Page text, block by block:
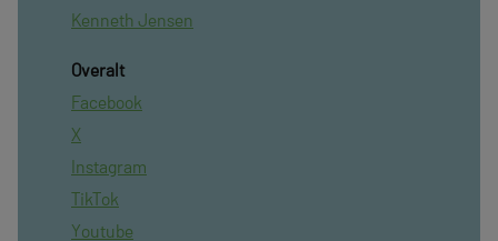
Kenneth Jensen
Overalt
Facebook
X
Instagram
TikTok
Youtube